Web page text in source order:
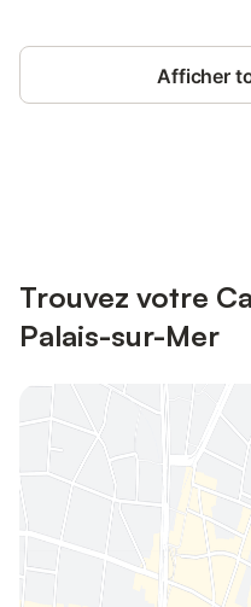
Afficher
Trouvez votre
Palais-sur-Mer